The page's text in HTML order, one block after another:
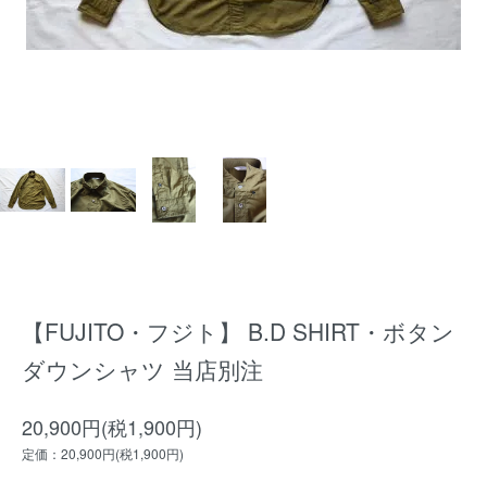
【FUJITO・フジト】 B.D SHIRT・ボタン
ダウンシャツ 当店別注
20,900円(税1,900円)
定価：20,900円(税1,900円)